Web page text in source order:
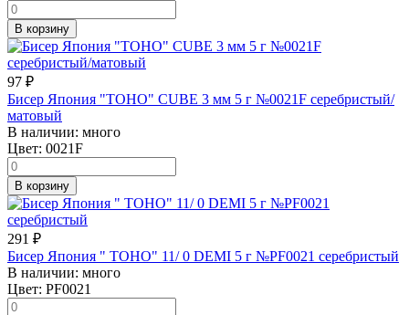
В корзину
97 ₽
Бисер Япония "TOHO" CUBE 3 мм 5 г №0021F серебристый/
матовый
В наличии: много
Цвет: 0021F
В корзину
291 ₽
Бисер Япония " TOHO" 11/ 0 DEMI 5 г №PF0021 серебристый
В наличии: много
Цвет: PF0021